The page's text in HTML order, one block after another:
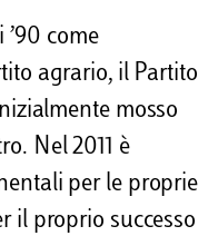
come
agrario, il Partito
mosso
Nel 2011 è
per le proprie
il proprio successo